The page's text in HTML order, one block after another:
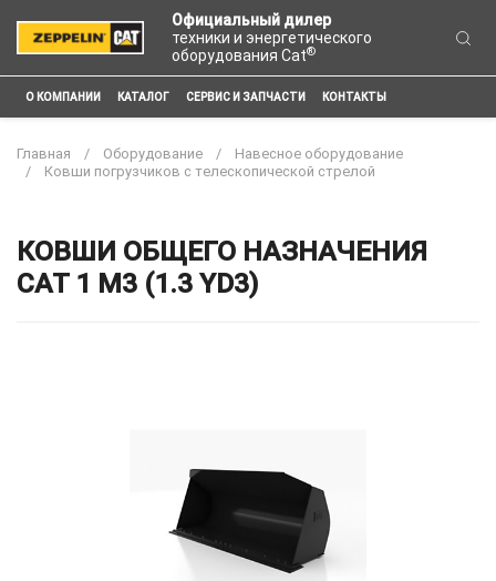
Официальный дилер
техники и энергетического
оборудования Cat®
О КОМПАНИИ КАТАЛОГ СЕРВИС И ЗАПЧАСТИ КОНТАКТЫ
Главная Оборудование
Навесное оборудование
Ковши погрузчиков с телескопической стрелой
КОВШИ ОБЩЕГО НАЗНАЧЕНИЯ
CAT 1 M3 (1.3 YD3)